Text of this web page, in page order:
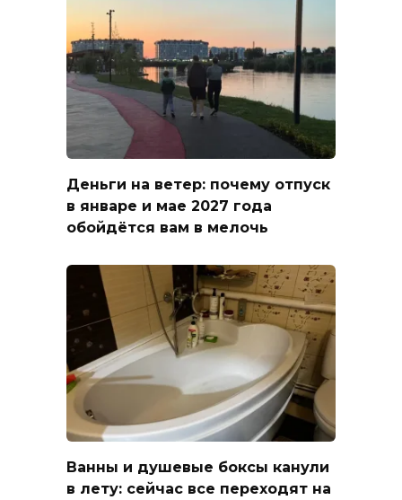
Деньги на ветер: почему отпуск
в январе и мае 2027 года
обойдётся вам в мелочь
Ванны и душевые боксы канули
в лету: сейчас все переходят на